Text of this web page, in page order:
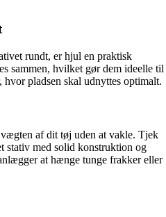
rundt, er hjul en praktisk
sammen, hvilket gør dem ideelle til
pladsen skal udnyttes optimalt.
af dit tøj uden at vakle. Tjek
stativ med solid konstruktion og
at hænge tunge frakker eller